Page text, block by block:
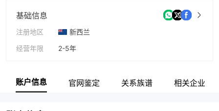
基础信息
注册地区
新西兰
经营年限
2-5年
账户信息 官网鉴定 关系族谱 相关企业